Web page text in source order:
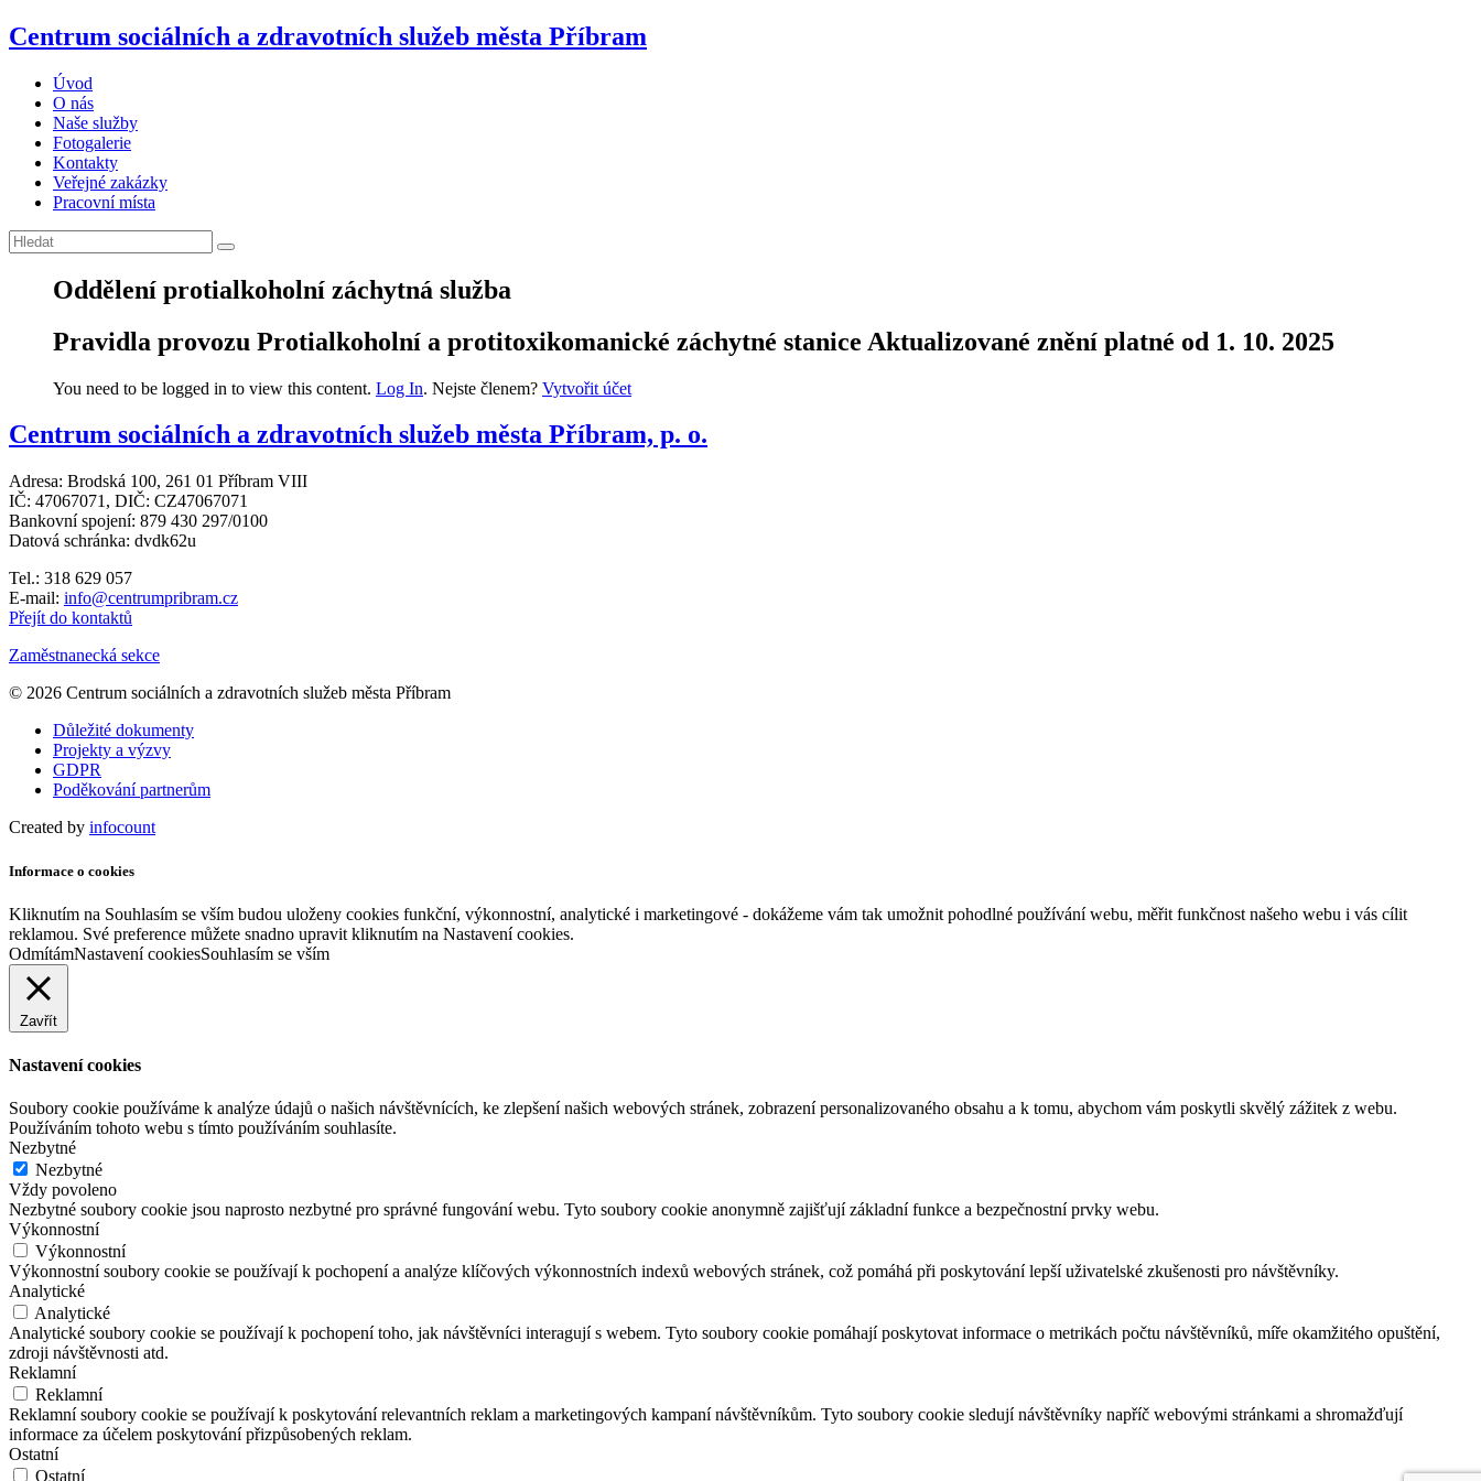
Centrum sociálních a zdravotních služeb města Příbram
Úvod
O nás
Naše služby
Fotogalerie
Kontakty
Veřejné zakázky
Pracovní místa
Oddělení protialkoholní záchytná služba
Pravidla provozu Protialkoholní a protitoxikomanické záchytné stanice Aktualizované znění platné od 1. 10. 2025
You need to be logged in to view this content. Log In. Nejste členem? Vytvořit účet
Centrum sociálních a zdravotních služeb města Příbram, p. o.
Adresa: Brodská 100, 261 01 Příbram VIII
IČ: 47067071, DIČ: CZ47067071
Bankovní spojení: 879 430 297/0100
Datová schránka: dvdk62u
Tel.: 318 629 057
E-mail: info@centrumpribram.cz
Přejít do kontaktů
Zaměstnanecká sekce
© 2026 Centrum sociálních a zdravotních služeb města Příbram
Důležité dokumenty
Projekty a výzvy
GDPR
Poděkování partnerům
Created by infocount
Informace o cookies
Kliknutím na Souhlasím se vším budou uloženy cookies funkční, výkonnostní, analytické i marketingové - dokážeme vám tak umožnit pohodlné používání webu, měřit funkčnost našeho webu i vás cílit
reklamou. Své preference můžete snadno upravit kliknutím na Nastavení cookies.
OdmítámNastavení cookiesSouhlasím se vším
Zavřít
Nastavení cookies
Soubory cookie používáme k analýze údajů o našich návštěvnících, ke zlepšení našich webových stránek, zobrazení personalizovaného obsahu a k tomu, abychom vám poskytli skvělý zážitek z webu.
Používáním tohoto webu s tímto používáním souhlasíte.
Nezbytné
Nezbytné
Vždy povoleno
Nezbytné soubory cookie jsou naprosto nezbytné pro správné fungování webu. Tyto soubory cookie anonymně zajišťují základní funkce a bezpečnostní prvky webu.
Výkonnostní
Výkonnostní
Výkonnostní soubory cookie se používají k pochopení a analýze klíčových výkonnostních indexů webových stránek, což pomáhá při poskytování lepší uživatelské zkušenosti pro návštěvníky.
Analytické
Analytické
Analytické soubory cookie se používají k pochopení toho, jak návštěvníci interagují s webem. Tyto soubory cookie pomáhají poskytovat informace o metrikách počtu návštěvníků, míře okamžitého opuštění,
zdroji návštěvnosti atd.
Reklamní
Reklamní
Reklamní soubory cookie se používají k poskytování relevantních reklam a marketingových kampaní návštěvníkům. Tyto soubory cookie sledují návštěvníky napříč webovými stránkami a shromažďují
informace za účelem poskytování přizpůsobených reklam.
Ostatní
Ostatní